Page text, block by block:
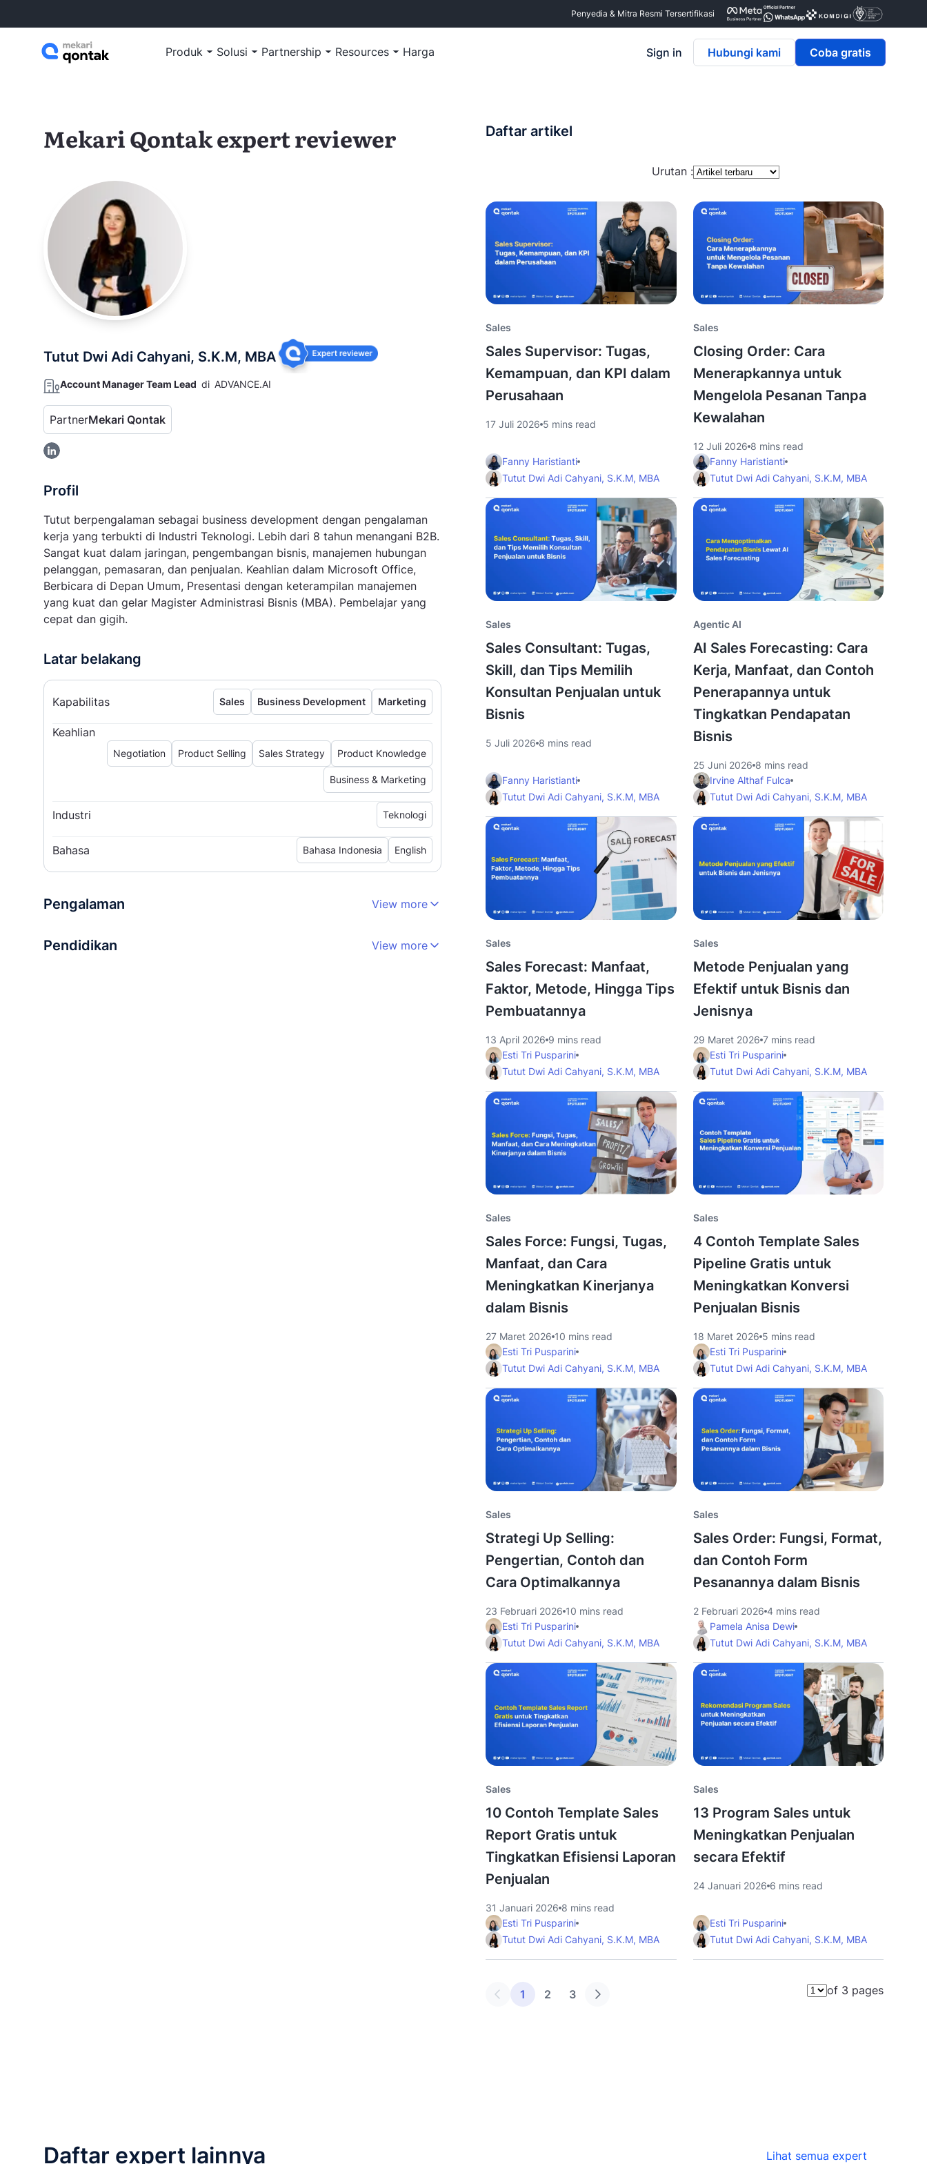
Penyedia & Mitra Resmi Tersertifikasi
Produk Solusi Partnership Resources Harga Sign in Hubungi kami Coba gratis
Mekari Qontak expert reviewer
Tutut Dwi Adi Cahyani, S.K.M, MBA
Account Manager Team Lead di ADVANCE.AI
PartnerMekari Qontak
Profil
Tutut berpengalaman sebagai business development dengan pengalaman
kerja yang terbukti di Industri Teknologi. Lebih dari 8 tahun menangani B2B.
Sangat kuat dalam jaringan, pengembangan bisnis, manajemen hubungan
pelanggan, pemasaran, dan penjualan. Keahlian dalam Microsoft Office,
Berbicara di Depan Umum, Presentasi dengan keterampilan manajemen
yang kuat dan gelar Magister Administrasi Bisnis (MBA). Pembelajar yang
cepat dan gigih.
Latar belakang
Kapabilitas Sales Business Development Marketing
Keahlian
Negotiation Product Selling Sales Strategy Product Knowledge
Business & Marketing
Industri Teknologi
Bahasa Bahasa Indonesia English
Pengalaman View more
Pendidikan View more
Daftar artikel
Urutan :
Sales
Sales Supervisor: Tugas,
Kemampuan, dan KPI dalam
Perusahaan
17 Juli 2026 5 mins read
Fanny Haristianti
Tutut Dwi Adi Cahyani, S.K.M, MBA
Sales
Closing Order: Cara
Menerapkannya untuk
Mengelola Pesanan Tanpa
Kewalahan
12 Juli 2026 8 mins read
Fanny Haristianti
Tutut Dwi Adi Cahyani, S.K.M, MBA
Sales
Sales Consultant: Tugas,
Skill, dan Tips Memilih
Konsultan Penjualan untuk
Bisnis
5 Juli 2026 8 mins read
Fanny Haristianti
Tutut Dwi Adi Cahyani, S.K.M, MBA
Agentic AI
AI Sales Forecasting: Cara
Kerja, Manfaat, dan Contoh
Penerapannya untuk
Tingkatkan Pendapatan
Bisnis
25 Juni 2026 8 mins read
Irvine Althaf Fulca
Tutut Dwi Adi Cahyani, S.K.M, MBA
Sales
Sales Forecast: Manfaat,
Faktor, Metode, Hingga Tips
Pembuatannya
13 April 2026 9 mins read
Esti Tri Pusparini
Tutut Dwi Adi Cahyani, S.K.M, MBA
Sales
Metode Penjualan yang
Efektif untuk Bisnis dan
Jenisnya
29 Maret 2026 7 mins read
Esti Tri Pusparini
Tutut Dwi Adi Cahyani, S.K.M, MBA
Sales
Sales Force: Fungsi, Tugas,
Manfaat, dan Cara
Meningkatkan Kinerjanya
dalam Bisnis
27 Maret 2026 10 mins read
Esti Tri Pusparini
Tutut Dwi Adi Cahyani, S.K.M, MBA
Sales
4 Contoh Template Sales
Pipeline Gratis untuk
Meningkatkan Konversi
Penjualan Bisnis
18 Maret 2026 5 mins read
Esti Tri Pusparini
Tutut Dwi Adi Cahyani, S.K.M, MBA
Sales
Strategi Up Selling:
Pengertian, Contoh dan
Cara Optimalkannya
23 Februari 2026 10 mins read
Esti Tri Pusparini
Tutut Dwi Adi Cahyani, S.K.M, MBA
Sales
Sales Order: Fungsi, Format,
dan Contoh Form
Pesanannya dalam Bisnis
2 Februari 2026 4 mins read
Pamela Anisa Dewi
Tutut Dwi Adi Cahyani, S.K.M, MBA
Sales
10 Contoh Template Sales
Report Gratis untuk
Tingkatkan Efisiensi Laporan
Penjualan
31 Januari 2026 8 mins read
Esti Tri Pusparini
Tutut Dwi Adi Cahyani, S.K.M, MBA
Sales
13 Program Sales untuk
Meningkatkan Penjualan
secara Efektif
24 Januari 2026 6 mins read
Esti Tri Pusparini
Tutut Dwi Adi Cahyani, S.K.M, MBA
1 2 3 Pilih
of 3 pages
Daftar expert lainnya Lihat semua expert